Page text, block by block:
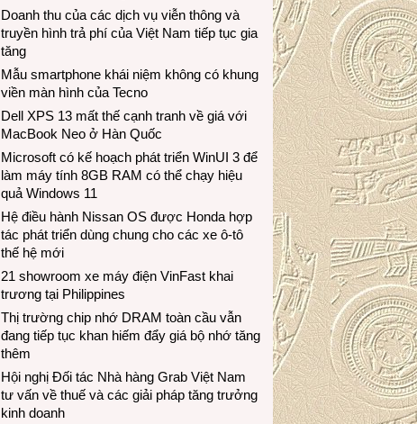
Doanh thu của các dịch vụ viễn thông và
truyền hình trả phí của Việt Nam tiếp tục gia
tăng
Mẫu smartphone khái niệm không có khung
viền màn hình của Tecno
Dell XPS 13 mất thế cạnh tranh về giá với
MacBook Neo ở Hàn Quốc
Microsoft có kế hoạch phát triển WinUI 3 để
làm máy tính 8GB RAM có thể chạy hiệu
quả Windows 11
Hệ điều hành Nissan OS được Honda hợp
tác phát triển dùng chung cho các xe ô-tô
thế hệ mới
21 showroom xe máy điện VinFast khai
trương tại Philippines
Thị trường chip nhớ DRAM toàn cầu vẫn
đang tiếp tục khan hiếm đẩy giá bộ nhớ tăng
thêm
Hội nghị Đối tác Nhà hàng Grab Việt Nam
tư vấn về thuế và các giải pháp tăng trưởng
kinh doanh